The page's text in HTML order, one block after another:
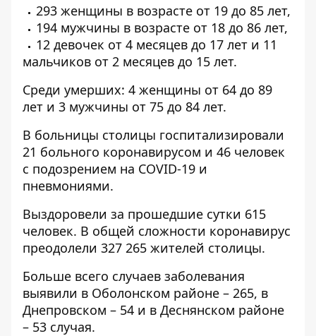
293 женщины в возрасте от 19 до 85 лет,
194 мужчины в возрасте от 18 до 86 лет,
12 девочек от 4 месяцев до 17 лет и 11
мальчиков от 2 месяцев до 15 лет.
Среди умерших: 4 женщины от 64 до 89
лет и 3 мужчины от 75 до 84 лет.
В больницы столицы госпитализировали
21 больного коронавирусом и 46 человек
с подозрением на COVID-19 и
пневмониями.
Выздоровели за прошедшие сутки 615
человек. В общей сложности коронавирус
преодолели 327 265 жителей столицы.
Больше всего случаев заболевания
выявили в Оболонском районе – 265, в
Днепровском – 54 и в Деснянском районе
– 53 случая.